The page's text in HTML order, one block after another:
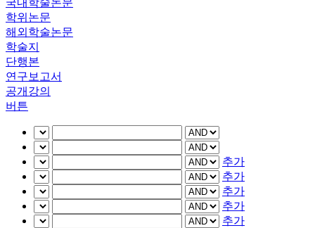
국내학술논문
학위논문
해외학술논문
학술지
단행본
연구보고서
공개강의
버튼
추가
추가
추가
추가
추가